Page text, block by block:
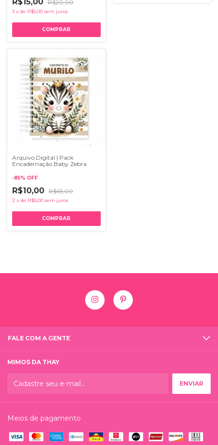
R$15,00 R$20,00
3 x de R$5,00 sem juros
Arquivo Digital | Pack
Encadernação Baby Zebra
-85% OFF
R$10,00 R$65,00
2 x de R$5,00 sem juros
FALE COM A GENTE
MIMOS DA THAY
Meios de pagamento